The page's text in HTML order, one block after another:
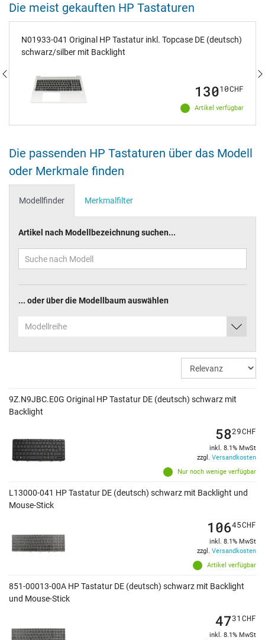
Die meist gekauften HP Tastaturen
N01933-041 Original HP Tastatur inkl. Topcase DE (deutsch)
schwarz/silber mit Backlight
Artikel verfügbar
13010CHF
Die passenden HP Tastaturen über das Modell
oder Merkmale finden
Modellfinder Merkmalfilter
Artikel nach Modellbezeichnung suchen...
... oder über die Modellbaum auswählen
Modellreihe
9Z.N9JBC.E0G Original HP Tastatur DE (deutsch) schwarz mit
Backlight
Nur noch wenige verfügbar
5829CHF
inkl. 8.1% MwSt
zzgl. Versandkosten
L13000-041 HP Tastatur DE (deutsch) schwarz mit Backlight und
Mouse-Stick
Artikel verfügbar
10645CHF
inkl. 8.1% MwSt
zzgl. Versandkosten
851-00013-00A HP Tastatur DE (deutsch) schwarz mit Backlight
und Mouse-Stick
4731 CHF
inkl. 8.1% MwSt